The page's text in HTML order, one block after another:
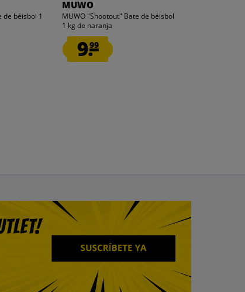
de béisbol 1
MUWO
MUWO "Shootout" Bate de béisbol
1 kg de naranja
9.99